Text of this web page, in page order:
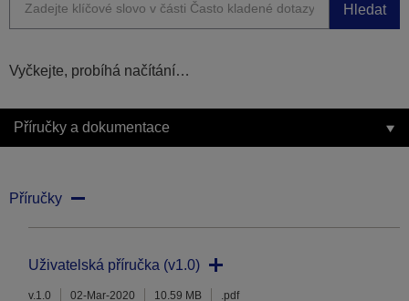
Hledat
Vyčkejte, probíhá načítání…
Příručky a dokumentace
Příručky
Uživatelská příručka (v1.0)
v.1.0 02-Mar-2020 10.59 MB .pdf